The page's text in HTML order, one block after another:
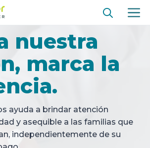
nuestra
marca la
ayuda a brindar atención
y asequible a las familias que
independientemente de su